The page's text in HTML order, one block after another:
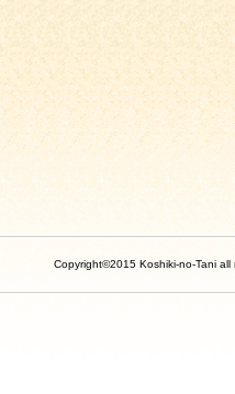
Copyright©2015 Koshiki-no-Tani all